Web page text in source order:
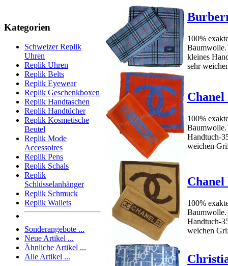
Kategorien
Schweizer Replik
Uhren
Replik Uhren
Replik Belts
Replik Eyewear
Replik Geschenkboxen
Replik Handtaschen
Replik Handtücher
Replik Kosmetische
Beutel
Replik Mode
Accessoires
Replik Pens
Replik Schals
Replik
Schlüsselanhänger
Replik Schmuck
Replik Wallets
Sonderangebote ...
Neue Artikel ...
Ähnliche Artikel ...
Alle Artikel ...
100%
Baumwolle.
kleines
sehr
100%
Baumwolle.
Handtuch-
weichen
100%
Baumwolle.
Handtuch-
weichen